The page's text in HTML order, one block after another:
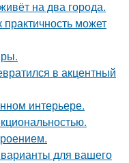
на два города.
практичность может
в акцентный
интерьере.
для вашего